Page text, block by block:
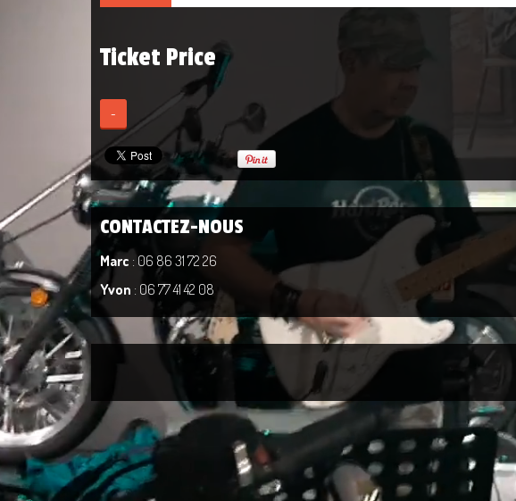
Ticket Price
-
CONTACTEZ-NOUS
Marc : 06 86 31 72 26
Yvon : 06 77 41 42 08